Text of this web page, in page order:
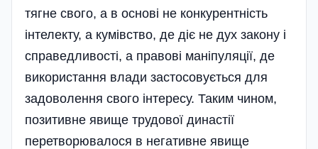
тягне свого, а в основі не конкурентність
інтелекту, а кумівство, де діє не дух закону і
справедливості, а правові маніпуляції, де
використання влади застосовується для
задоволення свого інтересу. Таким чином,
позитивне явище трудової династії
перетворювалося в негативне явище